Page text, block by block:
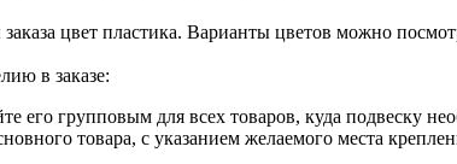
цвет пластика. Варианты цветов можно
в заказе:
его групповым для всех товаров, куда подвеску
товара, с указанием желаемого места